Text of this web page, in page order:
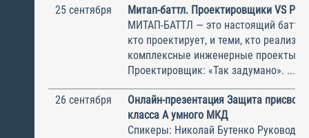
25 сентября
Митап-баттл. Проектировщики VS
МИТАП-БАТТЛ — это настоящий баттл
кто проектирует, и теми, кто
комплексные инженерные проекты. —
Проектировщик: «Так задумано». ...
26 сентября
Онлайн-презентация Защита
класса А умного МКД
Спикеры: Николай Бутенко